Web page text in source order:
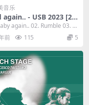
音乐
again.. - USB 2023 [24
[Hi-Res Flac 4
again.. 02. Rumble 03. T
...
前 115 5